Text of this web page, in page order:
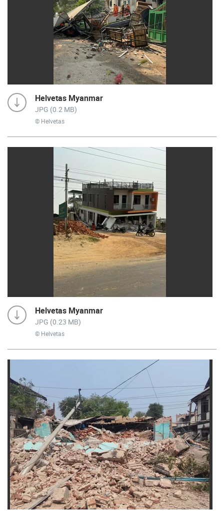
Helvetas Myanmar
JPG (0.2 MB)
© Helvetas
Helvetas Myanmar
JPG (0.23 MB)
© Helvetas